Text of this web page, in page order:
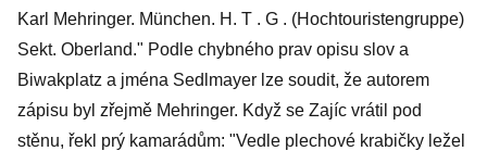
Karl Mehringer. München. H. T . G . (Hochtouristengruppe)
Sekt. Oberland." Podle chybného prav opisu slov a
Biwakplatz a jména Sedlmayer lze soudit, že autorem
zápisu byl zřejmě Mehringer. Když se Zajíc vrátil pod
stěnu, řekl prý kamarádům: "Vedle plechové krabičky ležel